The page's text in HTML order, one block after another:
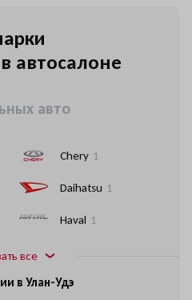
автосалоне
авто
Chery 1
Daihatsu 1
Haval 1
все
в Улан-Удэ